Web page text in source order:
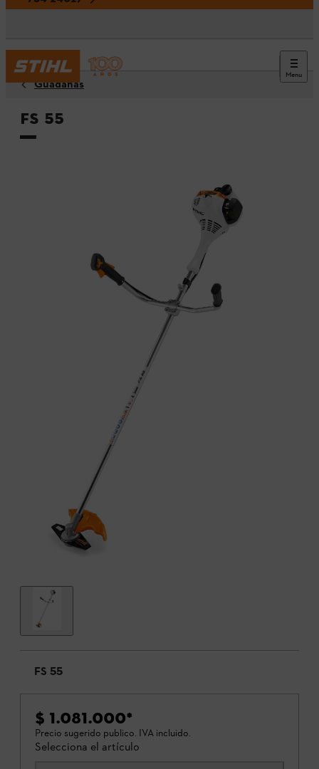
Menu
Guadañas
FS 55
FS 55
$ 1.081.000*
Precio sugerido publico. IVA incluido.
Selecciona el artículo